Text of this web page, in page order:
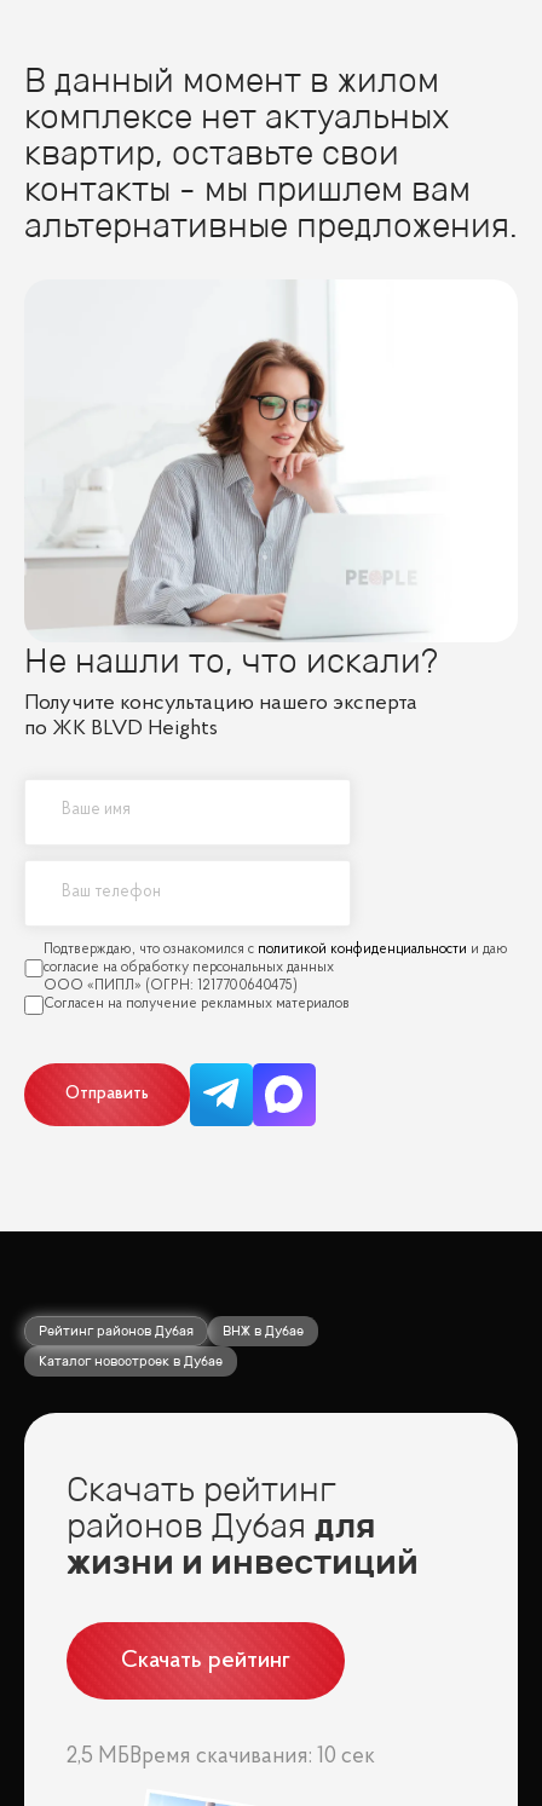
В данный момент в жилом
комплексе нет актуальных
квартир, оставьте свои
контакты - мы пришлем вам
альтернативные предложения.
Не нашли то, что искали?
Получите консультацию нашего эксперта
по ЖК BLVD Heights
политикой конфиденциальности
Отправить
Рейтинг районов Дубая
ВНЖ в Дубае
Каталог новостроек в Дубае
Скачать рейтинг
районов Дубая для
жизни и инвестиций
Скачать рейтинг
2,5 МБ Время скачивания: 10 сек